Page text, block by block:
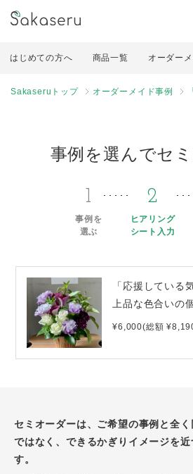
はじめての方へ 商品一覧 オーダー
Sakaseruトップ オーダーメイド事例
事例を選んでセ
1
事例を
選ぶ
2
ヒアリング
シート入力
「応援している
上品な色合いの
¥6,000(総額
セミオーダーは、ご希望の事例と全
ではなく、できるかぎりイメージを
す。